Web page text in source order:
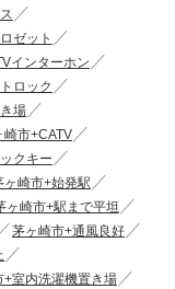
ゼット
インターホン
ロック
場
崎市+CATV
クキー
ヶ崎市+始発駅
ヶ崎市+駅まで平坦
茅ヶ崎市+通風良好
+室内洗濯機置き場